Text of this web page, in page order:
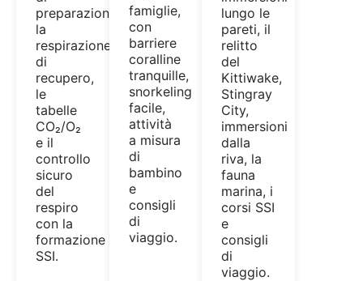
preparazione,
la
respirazione
di
recupero,
le
tabelle
CO₂/O₂
e il
controllo
sicuro
del
respiro
con la
formazione
SSI.
famiglie,
con
barriere
coralline
tranquille,
snorkeling
facile,
attività
a misura
di
bambino
e
consigli
di
viaggio.
lungo le
pareti, il
relitto
del
Kittiwake,
Stingray
City,
immersioni
dalla
riva, la
fauna
marina, i
corsi SSI
e
consigli
di
viaggio.